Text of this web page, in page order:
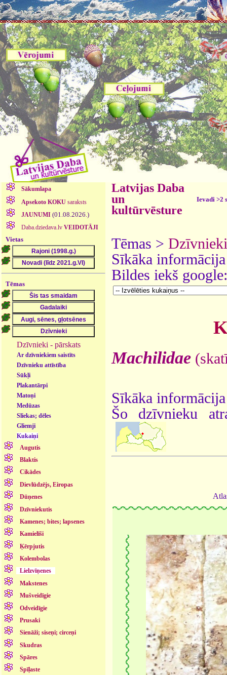
Sākumlapa
Apsekoto KOKUsaraksts
JAUNUMI (01.08.2026.)
Daba.dziedava.lv VEIDOTĀJI
Vietas
Tēmas
Dzīvnieki - pārskats
Ar dzīvniekiem saistīts
Dzīvnieku attīstība
Sūkļi
Plakantārpi
Matoņi
Medūzas
Sliekas; dēles
Gliemji
Kukaiņi
Augutis
Blaktis
Cikādes
Dievlūdzējs, Eiropas
Dūņenes
Dzīvniekutis
Kamenes; bites; lapsenes
Kamielīši
Ķērpjutis
Kolembolas
Lielzvīņenes
Makstenes
Mušveidīgie
Odveidīgie
Prusaki
Sienāži; siseņi; circeņi
Skudras
Spāres
Spīļaste
Latvijas Daba
un
kultūrvēsture
Ievadi >2
Tēmas > Dzīvnieki
Sīkāka
Bildes iekš
Machilidae
Sīkāka
Šo dzīvnieku